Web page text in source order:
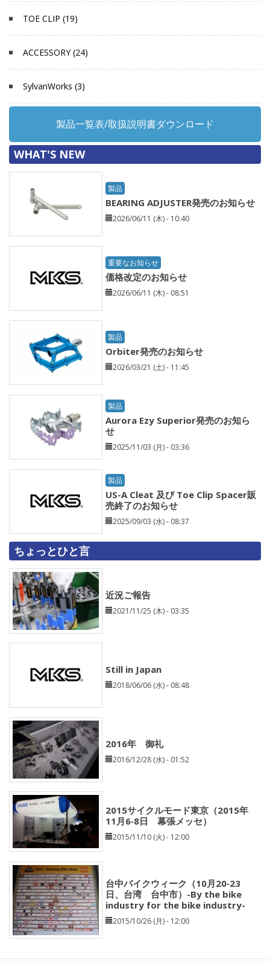
TOE CLIP (19)
ACCESSORY (24)
SylvanWorks (3)
製品一覧表/取扱説明書ダウンロード
WHAT'S NEW
製品
BEARING ADJUSTER発売のお知らせ
2026/06/11 (木) - 10:40
重要なお知らせ
価格改定のお知らせ
2026/06/11 (木) - 08:51
製品
Orbiter発売のお知らせ
2026/03/21 (土) - 11:45
製品
Aurora Ezy Superior発売のお知ら
せ
2025/11/03 (月) - 03:36
製品
US-A Cleat 及び Toe Clip Spacer販
売終了のお知らせ
2025/09/03 (水) - 08:37
ちょっとひと言
近況ご報告
2021/11/25 (木) - 03:35
Still in Japan
2018/06/06 (水) - 08:48
2016年 御礼
2016/12/28 (水) - 01:52
2015サイクルモード東京（2015年
11月6‐8日 幕張メッセ）
2015/11/10 (火) - 12:00
台中バイクウィーク（10月20‐23
日、台湾 台中市）-By the bike
industry for the bike industry-
2015/10/26 (月) - 12:00